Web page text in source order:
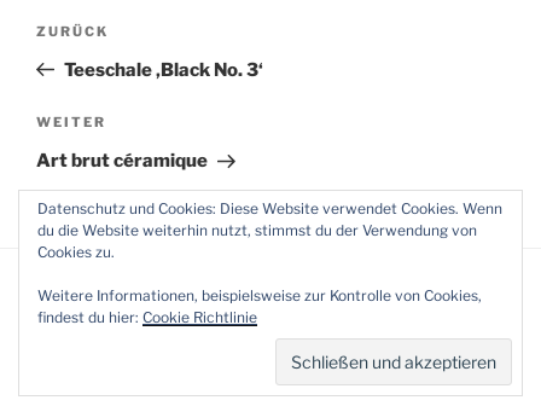
Beitragsnavigation
Vorheriger
Beitrag
ZURÜCK
Teeschale ‚Black No. 3‘
Nächster
Beitrag
WEITER
Art brut céramique
Datenschutz und Cookies: Diese Website verwendet Cookies. Wenn
du die Website weiterhin nutzt, stimmst du der Verwendung von
Cookies zu.
Weitere Informationen, beispielsweise zur Kontrolle von Cookies,
findest du hier: Cookie Richtlinie